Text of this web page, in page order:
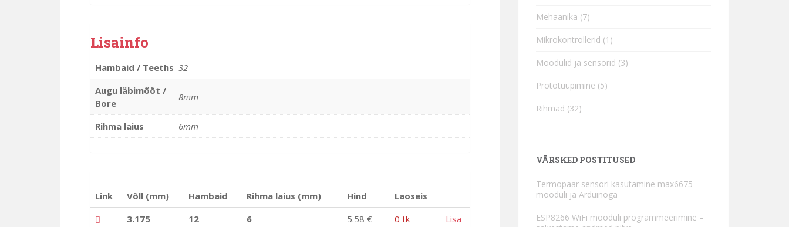
Lisainfo
Hambaid / Teeths 32
Augu läbimõõt /
Bore
8mm
Rihma laius 6mm
Link Võll (mm) Hambaid Rihma laius (mm) Hind
Laoseis
3.175
12 6 5.58 € 0 tk
Lisa
Mehaanika (7)
Mikrokontrollerid (1)
Moodulid ja sensorid (3)
Prototüüpimine (5)
Rihmad (32)
VÄRSKED POSTITUSED
Termopaar sensori kasutamine max6675
mooduli ja Arduinoga
ESP8266 WiFi mooduli programmeerimine –